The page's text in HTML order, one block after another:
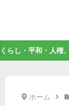
くらし・平和・人権
ホーム